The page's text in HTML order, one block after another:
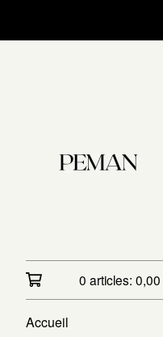
0 articles: 0,00
Accueil